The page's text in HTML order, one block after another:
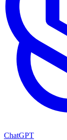
ChatGPT